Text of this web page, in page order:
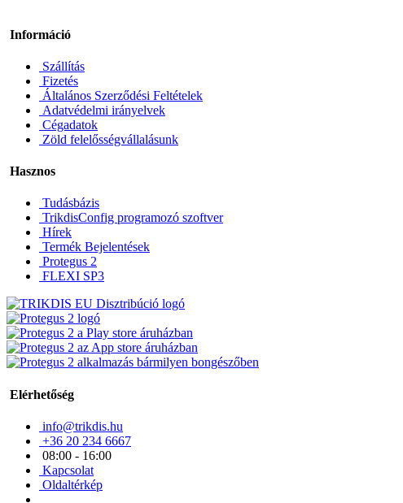
Információ
Szállítás
Fizetés
Általános Szerződési Feltételek
Adatvédelmi irányelvek
Cégadatok
Zöld felelősségvállalásunk
Hasznos
Tudásbázis
TrikdisConfig programozó szoftver
Hírek
Termék Bejelentések
Protegus 2
FLEXI SP3
Elérhetőség
info@trikdis.hu
+36 20 234 6667
08:00 - 16:00
Kapcsolat
Oldaltérkép